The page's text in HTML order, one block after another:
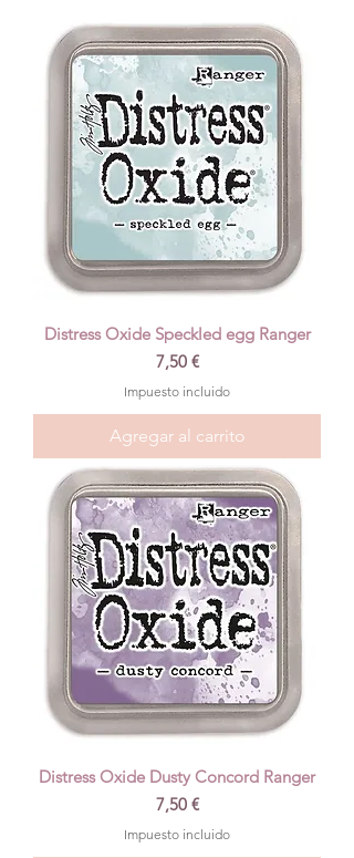
Distress Oxide Speckled egg Ranger
Precio
7,50 €
Impuesto incluido
Agregar al carrito
Distress Oxide Dusty Concord Ranger
Precio
7,50 €
Impuesto incluido